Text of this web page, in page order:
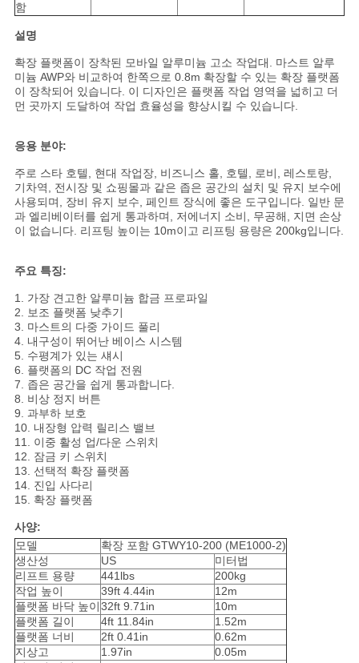
청
하
십
시
오
사
이
트
맵
개
인
정
보
보
호
정
책
함
설명
확장 플랫폼이 장착된 모바일 알루미늄 고소 작업대. 마스트 알루
미늄 AWP와 비교하여 한쪽으로 0.8m 확장할 수 있는 확장 플랫폼
이 장착되어 있습니다. 이 디자인은 플랫폼 작업 영역을 넓히고 더
먼 곳까지 도달하여 작업 효율성을 향상시킬 수 있습니다.
응용 분야:
주로 스타 호텔, 현대 작업장, 비즈니스 홀, 호텔, 로비, 레스토랑,
기차역, 전시장 및 쇼핑몰과 같은 좁은 공간의 설치 및 유지 보수에
사용되며, 장비 유지 보수, 페인트 장식에 좋은 도구입니다. 일반 문
과 엘리베이터를 쉽게 통과하며, 저에너지 소비, 무공해, 지면 손상
이 없습니다. 리프팅 높이는 10m이고 리프팅 용량은 200kg입니다.
주요 특징:
1. 가장 견고한 알루미늄 합금 프로파일
2. 보조 플랫폼 낮추기
3. 마스트의 다중 가이드 풀리
4. 내구성이 뛰어난 베이스 시스템
5. 수평계가 있는 섀시
6. 플랫폼의 DC 작업 전원
7. 좁은 공간을 쉽게 통과합니다.
8. 비상 정지 버튼
9. 과부하 보호
10. 내장형 압력 릴리스 밸브
11. 이중 활성 업/다운 스위치
12. 잠금 키 스위치
13. 선택적 확장 플랫폼
14. 진입 사다리
15. 확장 플랫폼
사양:
모델
확장 포함 GTWY10-200 (ME1000-2)
생산성
US
미터법
리프트 용량
441lbs
200kg
작업 높이
39ft 4.44in
12m
플랫폼 바닥 높이32ft 9.71in
10m
플랫폼 길이
4ft 11.84in
1.52m
플랫폼 너비
2ft 0.41in
0.62m
지상고
1.97in
0.05m